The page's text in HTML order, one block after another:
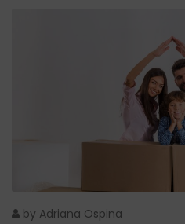
by Adriana Ospina